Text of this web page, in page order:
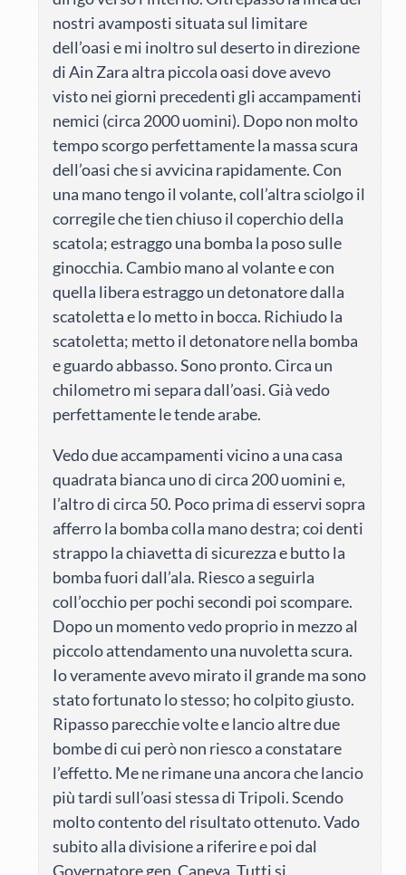
nostri avamposti situata sul limitare
dell’oasi e mi inoltro sul deserto in direzione
di Ain Zara altra piccola oasi dove avevo
visto nei giorni precedenti gli accampamenti
nemici (circa 2000 uomini). Dopo non molto
tempo scorgo perfettamente la massa scura
dell’oasi che si avvicina rapidamente. Con
una mano tengo il volante, coll’altra sciolgo il
corregile che tien chiuso il coperchio della
scatola; estraggo una bomba la poso sulle
ginocchia. Cambio mano al volante e con
quella libera estraggo un detonatore dalla
scatoletta e lo metto in bocca. Richiudo la
scatoletta; metto il detonatore nella bomba
e guardo abbasso. Sono pronto. Circa un
chilometro mi separa dall’oasi. Già vedo
perfettamente le tende arabe.
Vedo due accampamenti vicino a una casa
quadrata bianca uno di circa 200 uomini e,
l’altro di circa 50. Poco prima di esservi sopra
afferro la bomba colla mano destra; coi denti
strappo la chiavetta di sicurezza e butto la
bomba fuori dall’ala. Riesco a seguirla
coll’occhio per pochi secondi poi scompare.
Dopo un momento vedo proprio in mezzo al
piccolo attendamento una nuvoletta scura.
Io veramente avevo mirato il grande ma sono
stato fortunato lo stesso; ho colpito giusto.
Ripasso parecchie volte e lancio altre due
bombe di cui però non riesco a constatare
l’effetto. Me ne rimane una ancora che lancio
più tardi sull’oasi stessa di Tripoli. Scendo
molto contento del risultato ottenuto. Vado
subito alla divisione a riferire e poi dal
Governatore gen. Caneva. Tutti si